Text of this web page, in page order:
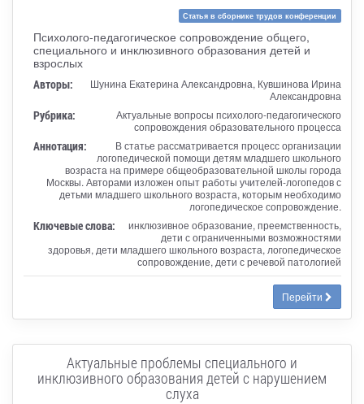
Статья в сборнике трудов конференции
Психолого-педагогическое сопровождение общего,
специального и инклюзивного образования детей и
взрослых
Авторы:
Шунина Екатерина Александровна, Кувшинова Ирина
Александровна
Рубрика:
Актуальные вопросы психолого-педагогического
сопровождения образовательного процесса
Аннотация:
В статье рассматривается процесс организации
логопедической помощи детям младшего школьного
возраста на примере общеобразовательной школы города
Москвы. Авторами изложен опыт работы учителей-логопедов с
детьми младшего школьного возраста, которым необходимо
логопедическое сопровождение.
Ключевые слова:
инклюзивное образование, преемственность,
дети с ограниченными возможностями
здоровья, дети младшего школьного возраста, логопедическое
сопровождение, дети с речевой патологией
Перейти
Актуальные проблемы специального и
инклюзивного образования детей с нарушением
слуха